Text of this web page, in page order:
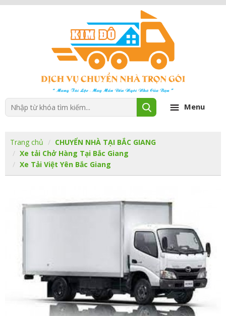
Menu
Trang chủ
CHUYỂN NHÀ TẠI BẮC GIANG
Xe tải Chở Hàng Tại Bắc Giang
Xe Tải Việt Yên Bắc Giang